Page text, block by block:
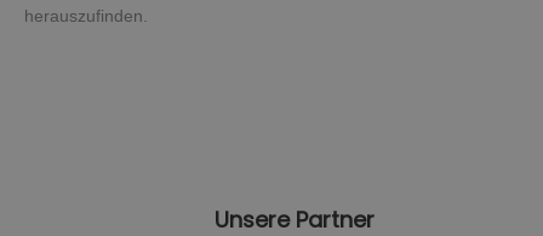
herauszufinden.
Unsere Partner